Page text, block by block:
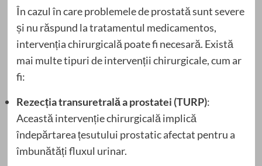
În cazul în care problemele de prostată sunt severe
și nu răspund la tratamentul medicamentos,
intervenția chirurgicală poate fi necesară. Există
mai multe tipuri de intervenții chirurgicale, cum ar
fi:
Rezecția transuretrală a prostatei (TURP):
Această intervenție chirurgicală implică
îndepărtarea țesutului prostatic afectat pentru a
îmbunătăți fluxul urinar.